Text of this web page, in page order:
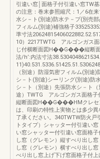
引違い窓│面格子付引違い窓TW
の注意：巻末参照縮尺：1／6在
水シ－ト(別途)防水テ－プ(別売
フィルム(別途)補強格子
準寸法
10）2217TWTG アルゴンガス
じ付横断面図H��G���縦断面
法/h’:内法寸法
（別途）防湿気密フィルム(別途
シ－ト(別途)シーリング(別途)防
シ－ト（別途）先張防水シ－ト
途）TWTG アルゴンガス面格子
縦断面図H��G���HMクレセ
は、印刷の特性上実物とは多少
了承ください。340TWTW防火戸
トタイプ）シャッター付引違い
い窓シャッター付引違い窓面格
し窓（グレモン）縦すべり出し
し窓（グレモン）横すべり出し
べり出し窓上げ下げ窓面格子付